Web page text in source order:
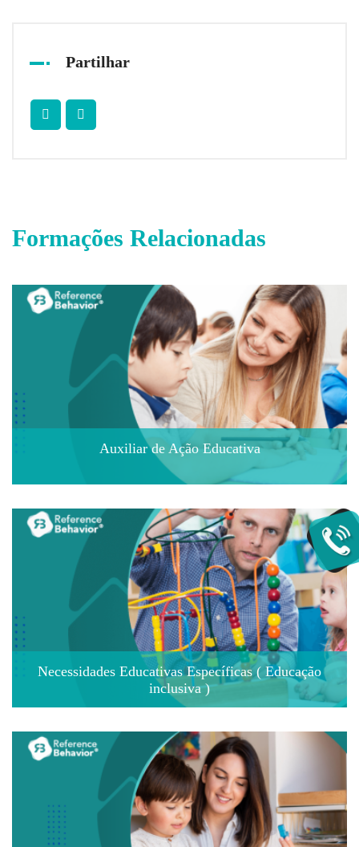
Partilhar
Formações Relacionadas
Auxiliar de Ação Educativa
Necessidades Educativas Específicas ( Educação
inclusiva )